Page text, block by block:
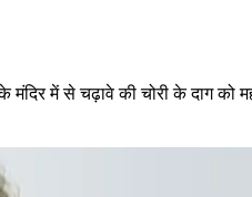
मंदिर में से चढ़ावे की चोरी के दाग